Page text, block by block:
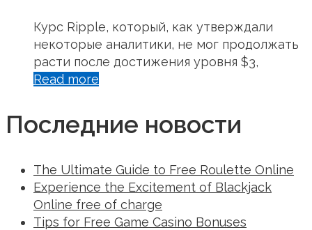
Курс Ripple, который, как утверждали
некоторые аналитики, не мог продолжать
расти после достижения уровня $3,
Read more
Последние новости
The Ultimate Guide to Free Roulette Online
Experience the Excitement of Blackjack
Online free of charge
Tips for Free Game Casino Bonuses